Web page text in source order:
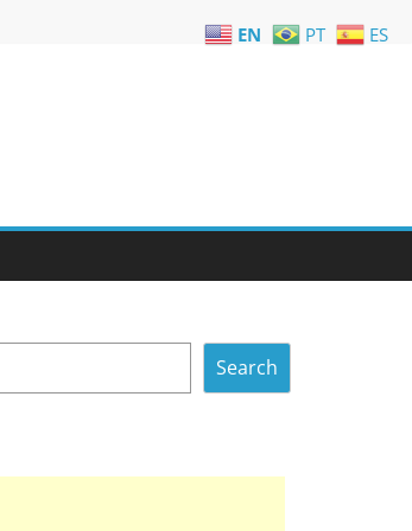
Search
EN PT ES